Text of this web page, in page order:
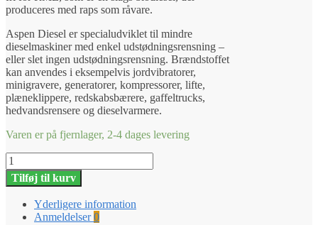
produceres med raps som råvare.
Aspen Diesel er specialudviklet til mindre
dieselmaskiner med enkel udstødningsrensning –
eller slet ingen udstødningsrensning. Brændstoffet
kan anvendes i eksempelvis jordvibratorer,
minigravere, generatorer, kompressorer, lifte,
plæneklippere, redskabsbærere, gaffeltrucks,
hedvandsrensere og dieselvarmere.
Varen er på fjernlager, 2-4 dages levering
Aspen
Diesel
200
Tilføj til kurv
Yderligere information
Anmeldelser0